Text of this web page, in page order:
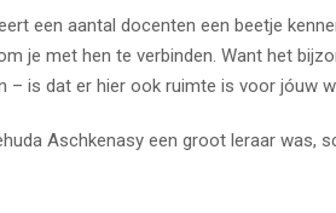
een aantal docenten een beetje
je met hen te verbinden. Want het
is dat er hier ook ruimte is voor jóuw
Aschkenasy een groot leraar was,